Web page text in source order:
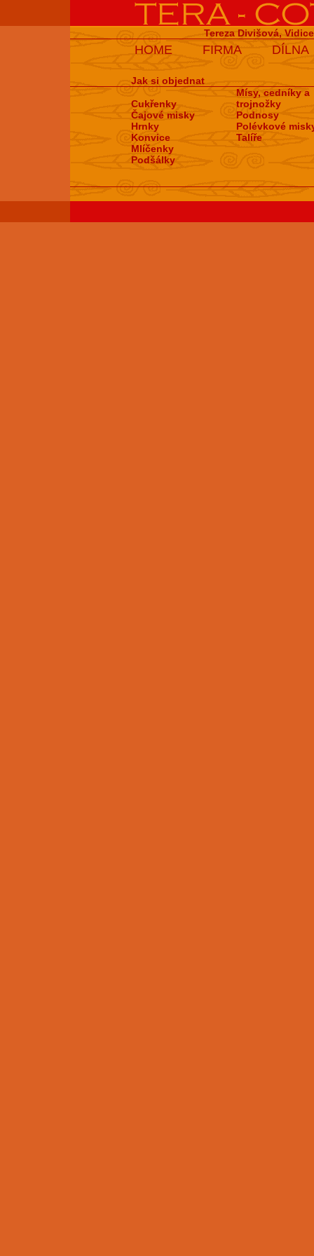
Tereza Divišová,
HOME FIRMA DÍLNA
Jak si objednat
Cukřenky
Čajové misky
Hrnky
Konvice
Mlíčenky
Podšálky
Mísy, cedníky a
trojnožky
Podnosy
Polévkové
Talíře